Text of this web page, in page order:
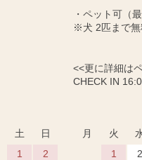
・ペット可（
※犬 2匹まで無
<<更に詳細は
CHECK IN
土
日
1
2
月
火
1
2